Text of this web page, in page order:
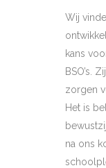
Wij
kans
BSO’s.
zorgen
Het is
na ons